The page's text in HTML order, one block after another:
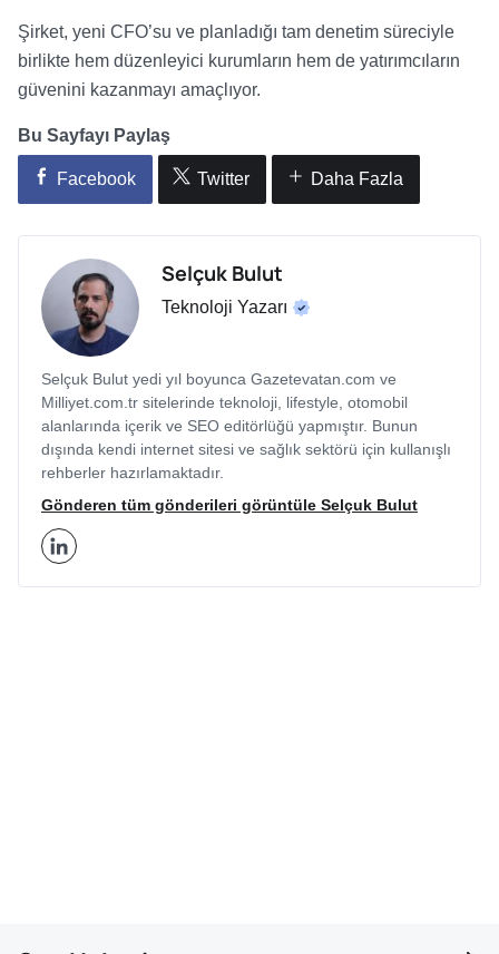
Şirket, yeni CFO’su ve planladığı tam denetim süreciyle
birlikte hem düzenleyici kurumların hem de yatırımcıların
güvenini kazanmayı amaçlıyor.
Bu Sayfayı Paylaş
Facebook Twitter Daha Fazla
Selçuk Bulut
Teknoloji Yazarı
Selçuk Bulut yedi yıl boyunca Gazetevatan.com ve
Milliyet.com.tr sitelerinde teknoloji, lifestyle, otomobil
alanlarında içerik ve SEO editörlüğü yapmıştır. Bunun
dışında kendi internet sitesi ve sağlık sektörü için kullanışlı
rehberler hazırlamaktadır.
Gönderen tüm gönderileri görüntüle Selçuk Bulut